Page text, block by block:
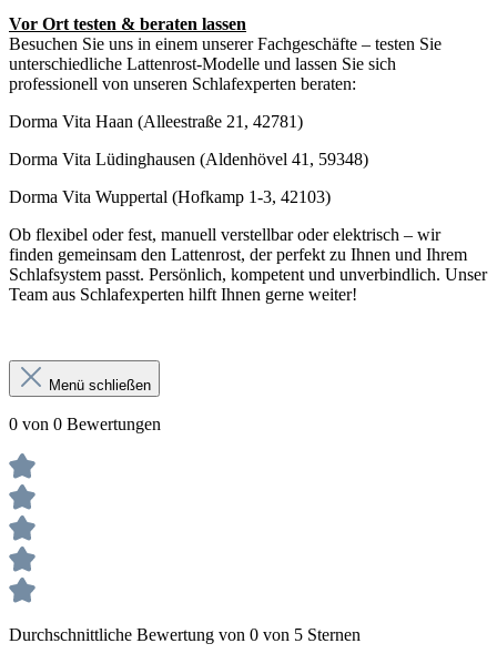
Vor Ort testen & beraten lassen
Besuchen Sie uns in einem unserer Fachgeschäfte – testen Sie
unterschiedliche Lattenrost-Modelle und lassen Sie sich
professionell von unseren Schlafexperten beraten:
Dorma Vita Haan (Alleestraße 21, 42781)
Dorma Vita Lüdinghausen (Aldenhövel 41, 59348)
Dorma Vita Wuppertal (Hofkamp 1-3, 42103)
Ob flexibel oder fest, manuell verstellbar oder elektrisch – wir
finden gemeinsam den Lattenrost, der perfekt zu Ihnen und Ihrem
Schlafsystem passt. Persönlich, kompetent und unverbindlich. Unser
Team aus Schlafexperten hilft Ihnen gerne weiter!
Menü schließen
0 von 0 Bewertungen
Durchschnittliche Bewertung von 0 von 5 Sternen